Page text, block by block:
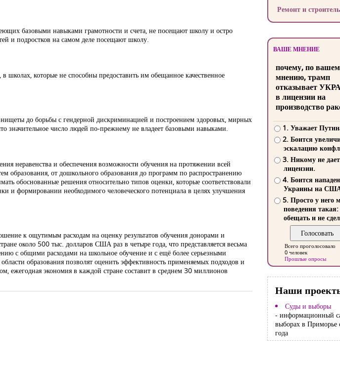
базовыми навыками грамотности и счета, не посещают школу и остро
и подростков на самом деле посещают школу.
школах, которые не способны предоставить им обещанное качественное
до борьбы с гендерной дискриминацией и построением здоровых, мирных
значительное число людей по-прежнему не владеет базовыми навыками.
неравенства и обеспечения возможности обучения на протяжении всей
от дошкольного образования до программ по распространению
обоснованные решения относительно типов оценки, которые соответствовали
и формировании необходимого человеческого потенциала в целях улучшения
к ощутимым расходам на оценку результатов обучения донорами и
около 500 тыс. долларов США раз в четыре года, что представляется весьма
с общими расходами на школьное обучение и с ещё более серьезными
образования позволят оценить эффективность применяемых подходов и
ежегодная экономия в каждой стране составит в среднем 30 миллионов
Ремонт и
ВАШЕ МНЕНИЕ
почему, по
мнению, трамп
отказывает
в лицензии на
производство
1. Уважает
2. Боится
эскалацию
3. Никому не
лицензии.
4. Боится
Украины на
5. Просто у него
поведения такая:
обещать и не
Всего проголосовало
0 человек
Прошлые опросы
Наши
Суды и выборы
- информационный
выборах в Приморье
года